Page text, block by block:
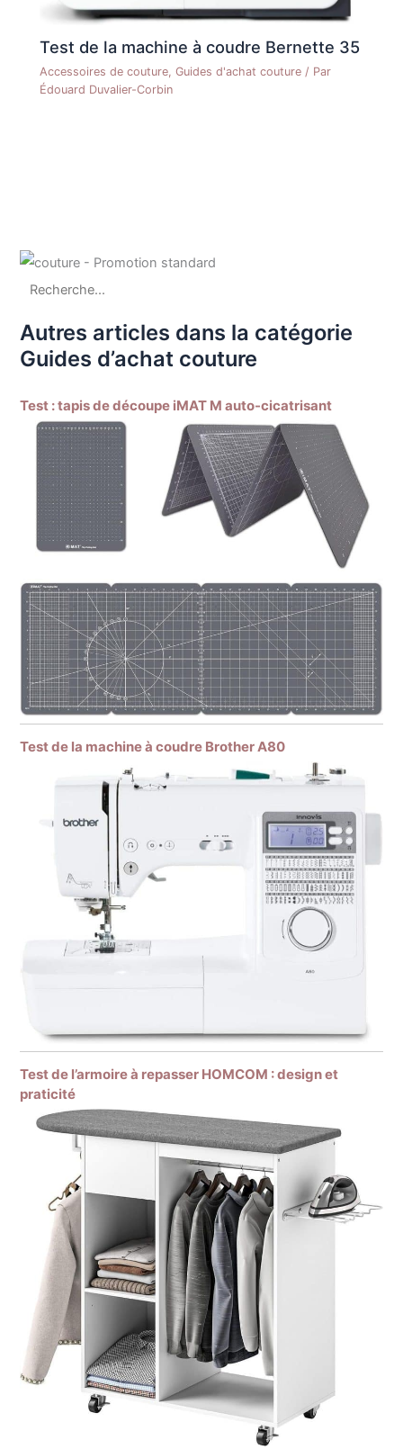
Test de la machine à coudre Bernette 35
Accessoires de couture ,Guides d'achat couture / Par
Édouard Duvalier-Corbin
Autres articles dans la catégorie
Guides d’achat couture
Test : tapis de découpe iMAT M auto-cicatrisant
Test de la machine à coudre Brother A80
Test de l’armoire à repasser HOMCOM : design et
praticité